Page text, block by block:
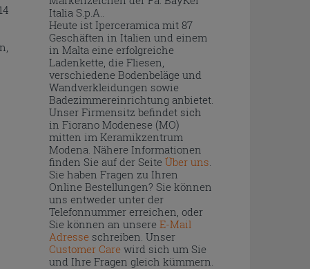
Italia S.p.A..
Heute ist Iperceramica mit 87
Geschäften in Italien und einem
in Malta eine erfolgreiche
Ladenkette, die Fliesen,
verschiedene Bodenbeläge und
Wandverkleidungen sowie
Badezimmereinrichtung anbietet.
Unser Firmensitz befindet sich
in Fiorano Modenese (MO)
mitten im Keramikzentrum
Modena. Nähere Informationen
finden Sie auf der Seite Über uns.
Sie haben Fragen zu Ihren
Online Bestellungen? Sie können
uns entweder unter der
Telefonnummer erreichen, oder
Sie können an unsere E-Mail
Adresseschreiben. Unser
Customer Carewird sich um Sie
und Ihre Fragen gleich kümmern.